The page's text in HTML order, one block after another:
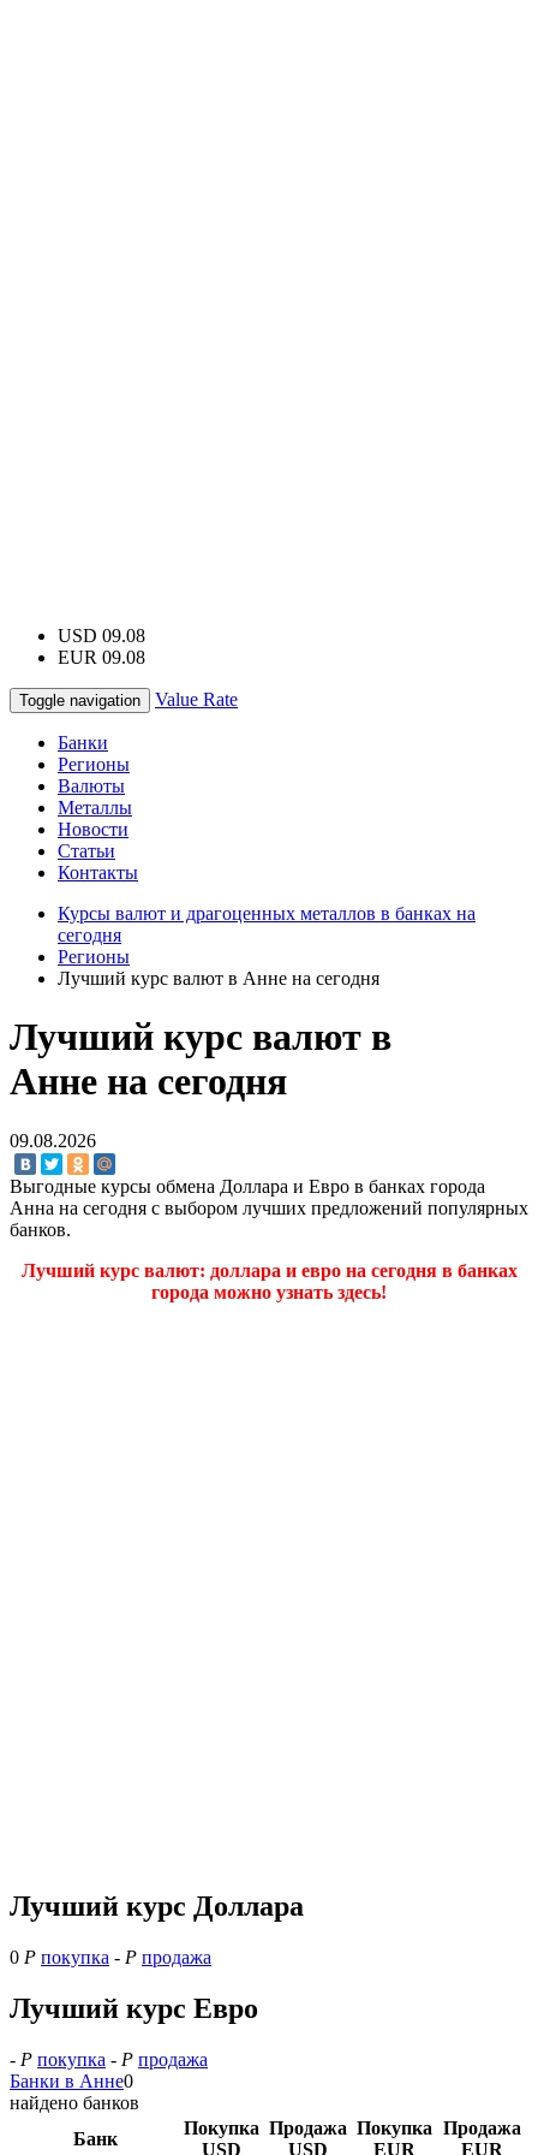
USD 09.08
EUR 09.08
Toggle navigation Value Rate
Банки
Регионы
Валюты
Металлы
Новости
Статьи
Контакты
Курсы валют и драгоценных металлов в банках на
сегодня
Регионы
Лучший курс валют в Анне на сегодня
Лучший курс валют в
Анне на сегодня
09.08.2026
Выгодные курсы обмена Доллара и Евро в банках города
Анна на сегодня с выбором лучших предложений популярных
банков.
Лучший курс валют: доллара и евро на сегодня в банках
города можно узнать здесь!
Лучший курс Доллара
0 Р покупка - Р продажа
Лучший курс Евро
- Р покупка - Р продажа
Банки в Анне0
найдено банков
Банк
Покупка
USD
Продажа
USD
Покупка
EUR
Продажа
EUR